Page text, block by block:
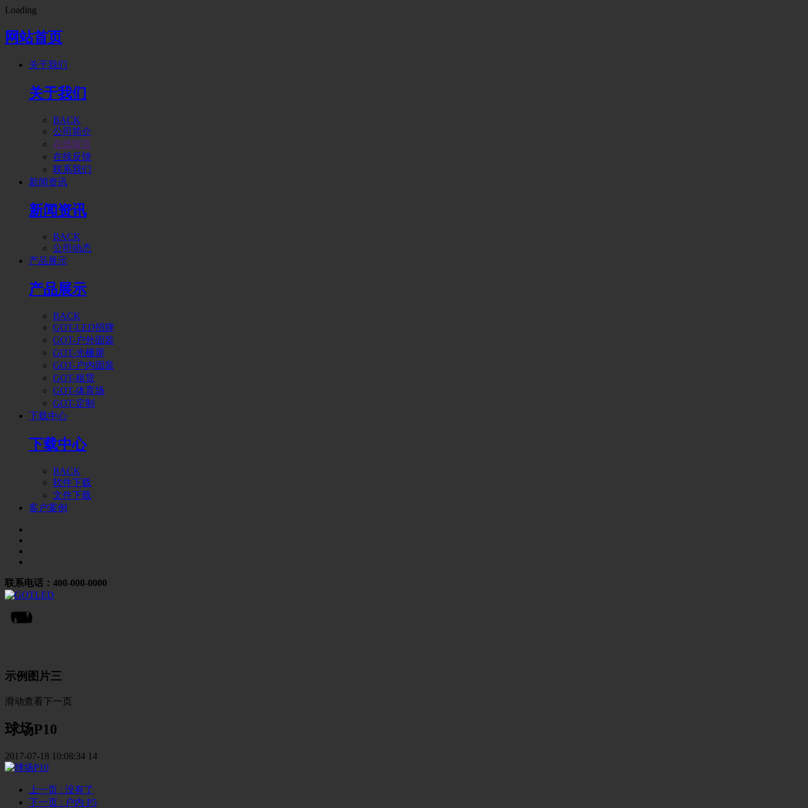
Loading
网站首页
关于我们
关于我们
BACK
公司简介
在线留言
在线反馈
联系我们
新闻资讯
新闻资讯
BACK
公司动态
产品展示
产品展示
BACK
GOT-LED招牌
GOT-户外固装
GOT-光栅屏
GOT-户内固装
GOT-租赁
GOT-体育场
GOT-定制
下载中心
下载中心
BACK
软件下载
文件下载
客户案例
联系电话：400-000-0000
示例图片三
滑动查看下一页
球场P10
2017-07-18 10:08:34 14
上一页 : 没有了
下一页 : 户内 P5